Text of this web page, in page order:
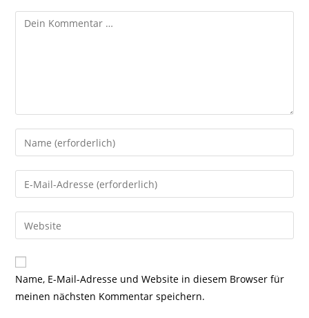
Kommentar
Gib
deinen
Namen
oder
zum
Kommentieren
ein
Gib
deine
E-
Mail-
zum
Kommentieren
ein
Gib
deine
Website-
URL
Name, E-Mail-Adresse und Website in diesem Browser für
meinen nächsten Kommentar speichern.